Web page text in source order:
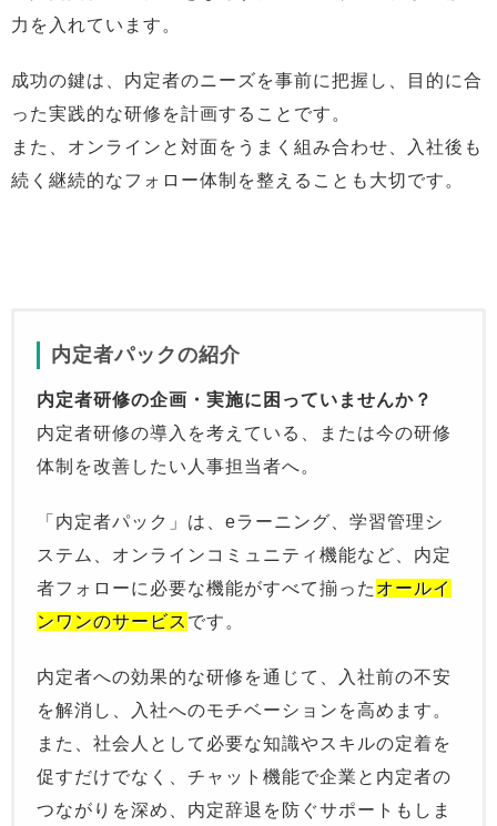
力を入れています。
成功の鍵は、内定者のニーズを事前に把握し、目的に合
った実践的な研修を計画することです。
また、オンラインと対面をうまく組み合わせ、入社後も
続く継続的なフォロー体制を整えることも大切です。
内定者パックの紹介
内定者研修の企画・実施に困っていませんか？
内定者研修の導入を考えている、または今の研修
体制を改善したい人事担当者へ。
「内定者パック」は、eラーニング、学習管理シ
ステム、オンラインコミュニティ機能など、内定
者フォローに必要な機能がすべて揃った オールイ
ンワンのサービス です。
内定者への効果的な研修を通じて、入社前の不安
を解消し、入社へのモチベーションを高めます。
また、社会人として必要な知識やスキルの定着を
促すだけでなく、チャット機能で企業と内定者の
つながりを深め、内定辞退を防ぐサポートもしま